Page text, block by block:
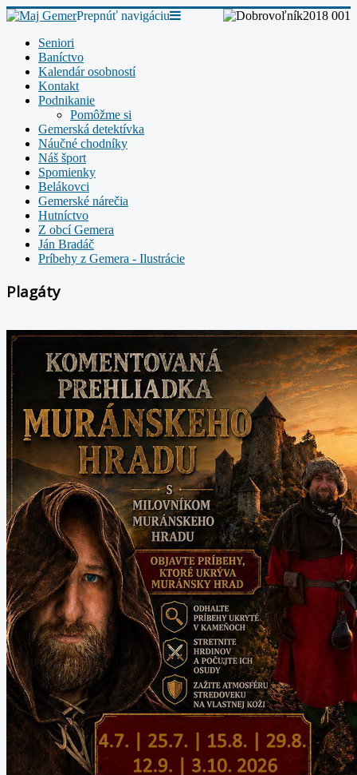
Prepnúť navigáciu
Seniori
Baníctvo
Kalendár osobností
Kontakt
Podnikanie
Pomôžme si
Gemerská detektívka
Náučné chodníky
Náš šport
Spomienky
Belákovci
Gemerské nárečia
Hutníctvo
Z obcí Gemera
Ján Bradáč
Príbehy z Gemera - Ilustrácie
Plagáty